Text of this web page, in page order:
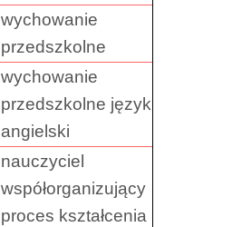
wychowanie
przedszkolne
wychowanie
przedszkolne język
angielski
nauczyciel
współorganizujący
proces kształcenia